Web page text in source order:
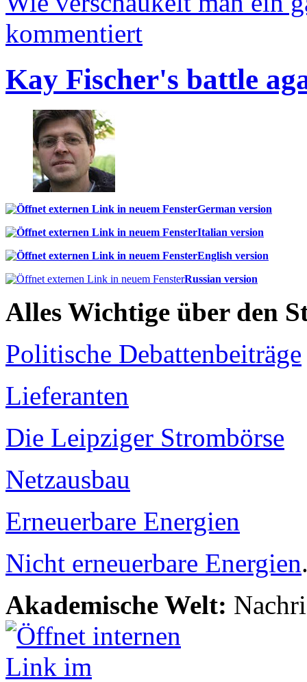
kommentiert
Kay Fischer's battle
German version
Italian version
English version
Russian version
Alles Wichtige über den
Politische Debattenbeiträge
Lieferanten
Die Leipziger Strombörse
Netzausbau
Erneuerbare Energien
Nicht erneuerbare Energien
Akademische Welt: